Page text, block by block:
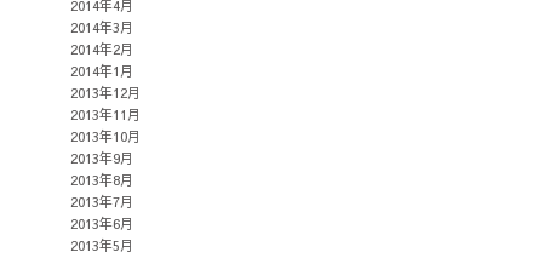
2014年4月
2014年3月
2014年2月
2014年1月
2013年12月
2013年11月
2013年10月
2013年9月
2013年8月
2013年7月
2013年6月
2013年5月